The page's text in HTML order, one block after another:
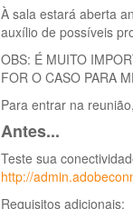
À sala estará aberta
auxílio de possíveis
OBS: É MUITO
FOR O CASO PARA
Para entrar na
Antes...
Teste sua
http://
Requisitos adicionais: